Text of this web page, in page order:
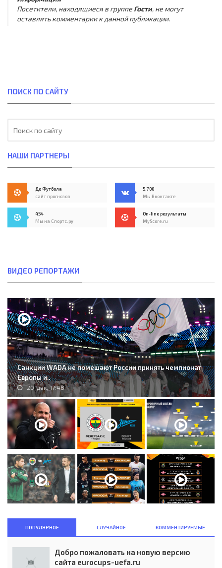
Посетители, находящиеся в группе Гости, не могут
оставлять комментарии к данной публикации.
ПОИСК ПО САЙТУ
НАШИ ПАРТНЕРЫ
До Футбола
сайт прогнозов
5,700
Мы Вконтакте
454
Мы на Спортс.ру
On-line результаты
MyScore.ru
ВИДЕО РЕПОРТАЖИ
Санкции WADA не помешают России принять чемпионат
Европы и..
20-дек, 17:48
ПОПУЛЯРНОЕ СЛУЧАЙНОЕ КОММЕНТИРУЕМЫЕ
Добро пожаловать на новую версию
сайта eurocups-uefa.ru